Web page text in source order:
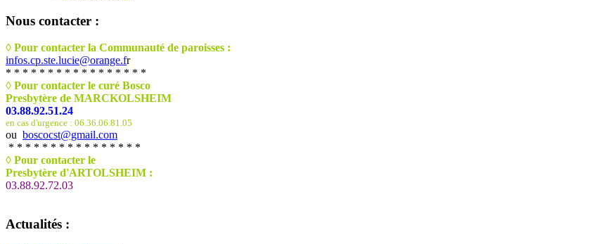
Nous contacter :
◊ Pour contacter la Communauté de paroisses :
infos.cp.ste.lucie@orange.fr
* * * * * * * * * * * * * * * * *
◊ Pour contacter le curé Bosco
Presbytère de MARCKOLSHEIM
03.88.92.51.24
en cas d'urgence : 06.36.06.81.05
ou boscocst@gmail.com
* * * * * * * * * * * * * * * *
◊ Pour contacter le
Presbytère d'ARTOLSHEIM :
03.88.92.72.03
Actualités :